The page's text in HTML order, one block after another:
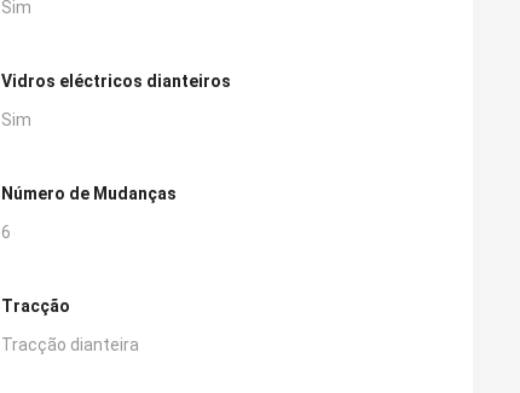
Sim
Vidros eléctricos dianteiros
Sim
Número de Mudanças
6
Tracção
Tracção dianteira